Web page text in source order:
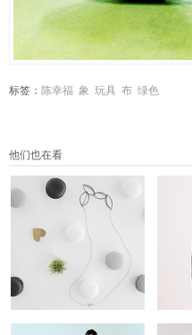
标签： 陈幸福 象 玩具 布 绿色
他们也在看